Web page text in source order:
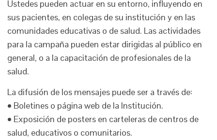
Ustedes pueden actuar en su entorno, influyendo en
sus pacientes, en colegas de su institución y en las
comunidades educativas o de salud. Las actividades
para la campaña pueden estar dirigidas al público en
general, o a la capacitación de profesionales de la
salud.
La difusión de los mensajes puede ser a través de:
• Boletines o página web de la Institución.
• Exposición de posters en carteleras de centros de
salud, educativos o comunitarios.